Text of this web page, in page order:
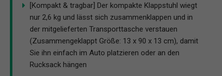
[Kompakt & tragbar] Der kompakte Klappstuhl wiegt
nur 2,6 kg und lässt sich zusammenklappen und in
der mitgelieferten Transporttasche verstauen
(Zusammengeklappt Größe: 13 x 90 x 13 cm), damit
Sie ihn einfach im Auto platzieren oder an den
Rucksack hängen